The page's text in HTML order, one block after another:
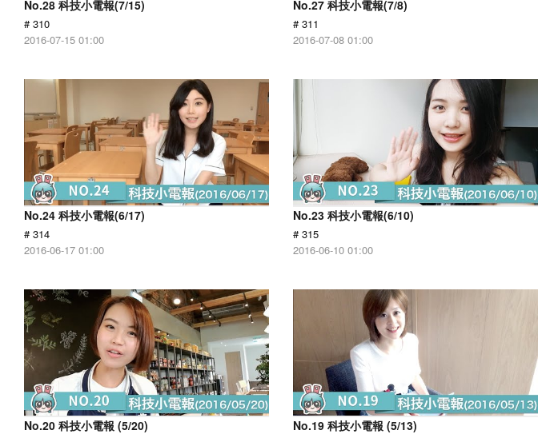
No.28 科技小電報(7/15)
# 310
2016-07-15 01:00
No.27 科技小電報(7/8)
# 311
2016-07-08 01:00
No.24 科技小電報(6/17)
# 314
2016-06-17 01:00
No.23 科技小電報(6/10)
# 315
2016-06-10 01:00
No.20 科技小電報 (5/20) No.19 科技小電報 (5/13)